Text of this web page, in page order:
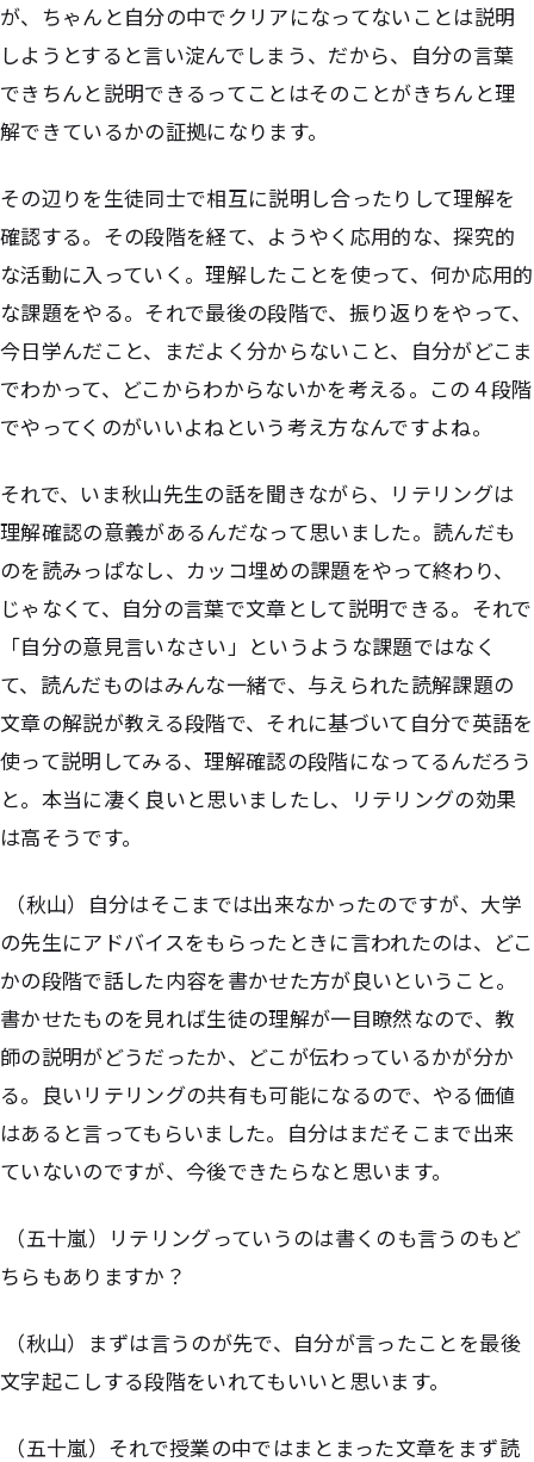
が、ちゃんと自分の中でクリアになってないことは説明
しようとすると言い淀んでしまう、だから、自分の言葉
できちんと説明できるってことはそのことがきちんと理
解できているかの証拠になります。
その辺りを生徒同士で相互に説明し合ったりして理解を
確認する。その段階を経て、ようやく応用的な、探究的
な活動に入っていく。理解したことを使って、何か応用的
な課題をやる。それで最後の段階で、振り返りをやって、
今日学んだこと、まだよく分からないこと、自分がどこま
でわかって、どこからわからないかを考える。この４段階
でやってくのがいいよねという考え方なんですよね。
それで、いま秋山先生の話を聞きながら、リテリングは
理解確認の意義があるんだなって思いました。読んだも
のを読みっぱなし、カッコ埋めの課題をやって終わり、
じゃなくて、自分の言葉で文章として説明できる。それで
「自分の意見言いなさい」というような課題ではなく
て、読んだものはみんな一緒で、与えられた読解課題の
文章の解説が教える段階で、それに基づいて自分で英語を
使って説明してみる、理解確認の段階になってるんだろう
と。本当に凄く良いと思いましたし、リテリングの効果
は高そうです。
（秋山）自分はそこまでは出来なかったのですが、大学
の先生にアドバイスをもらったときに言われたのは、どこ
かの段階で話した内容を書かせた方が良いということ。
書かせたものを見れば生徒の理解が一目瞭然なので、教
師の説明がどうだったか、どこが伝わっているかが分か
る。良いリテリングの共有も可能になるので、やる価値
はあると言ってもらいました。自分はまだそこまで出来
ていないのですが、今後できたらなと思います。
（五十嵐）リテリングっていうのは書くのも言うのもど
ちらもありますか？
（秋山）まずは言うのが先で、自分が言ったことを最後
文字起こしする段階をいれてもいいと思います。
（五十嵐）それで授業の中ではまとまった文章をまず読